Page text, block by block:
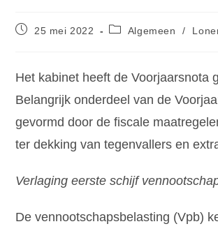
25 mei 2022 Algemeen /
Het kabinet heeft de Voorjaarsnota
Belangrijk onderdeel van de
gevormd door de fiscale
ter dekking van tegenvallers en
Verlaging eerste schijf
De vennootschapsbelasting (Vpb)